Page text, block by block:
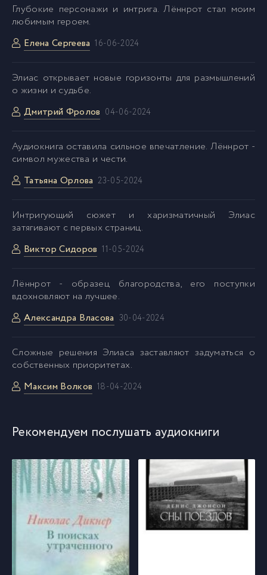
Глубокие персонажи и интрига. Лённрот стал моим
любимым героем.
Елена Сергеева 16-06-2024
Элиас открывает новые горизонты для размышлений
о жизни и судьбе.
Дмитрий Фролов 04-06-2024
Аудиокнига оставила сильное впечатление. Лённрот -
символ мужества и чести.
Татьяна Орлова 23-05-2024
Интригующий сюжет и харизматичный Элиас
затягивают с первых страниц.
Виктор Сидоров 11-05-2024
Лённрот - образец благородства, его поступки
вдохновляют на лучшее.
Александра Власова 30-04-2024
Cложные решения Элиаса заставляют задуматься о
собственных приоритетах.
Максим Волков 18-04-2024
Рекомендуем послушать аудиокниги